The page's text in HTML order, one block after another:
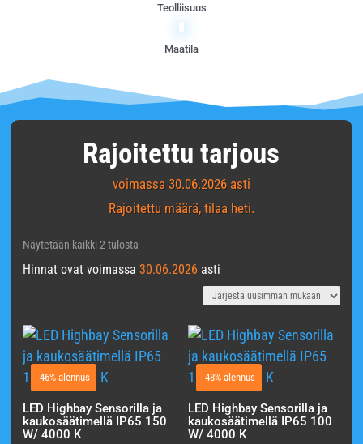
Teolliisuus
Maatila
Rajoitettu tarjous
voimassa 30.06.2026asti
Rajoitettu määrä, tilaa heti.
Näytetään kaikki 2 tulostaSorted
by
Hinnat ovat voimassa 30.06.2026 asti
-46% alennus
LED Highbay Sensorilla ja
kaukosäätimellä IP65 150
W/ 4000 K
-48% alennus
LED Highbay Sensorilla ja
kaukosäätimellä IP65 100
W/ 4000 K